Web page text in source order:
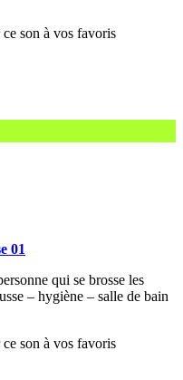
01
qui se brosse les
– hygiène – salle de bain